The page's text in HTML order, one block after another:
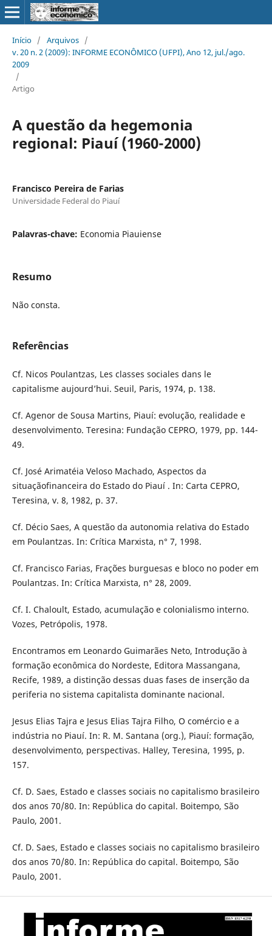
Início / Arquivos /
v. 20 n. 2 (2009): INFORME ECONÔMICO (UFPI), Ano 12, jul./ago.
2009
/
Artigo
A questão da hegemonia
regional: Piauí (1960-2000)
Francisco Pereira de Farias
Universidade Federal do Piauí
Palavras-chave: Economia Piauiense
Resumo
Não consta.
Referências
Cf. Nicos Poulantzas, Les classes sociales dans le
capitalisme aujourd’hui. Seuil, Paris, 1974, p. 138.
Cf. Agenor de Sousa Martins, Piauí: evolução, realidade e
desenvolvimento. Teresina: Fundação CEPRO, 1979, pp. 144-
49.
Cf. José Arimatéia Veloso Machado, Aspectos da
situaçãofinanceira do Estado do Piauí . In: Carta CEPRO,
Teresina, v. 8, 1982, p. 37.
Cf. Décio Saes, A questão da autonomia relativa do Estado
em Poulantzas. In: Crítica Marxista, n° 7, 1998.
Cf. Francisco Farias, Frações burguesas e bloco no poder em
Poulantzas. In: Crítica Marxista, n° 28, 2009.
Cf. I. Chaloult, Estado, acumulação e colonialismo interno.
Vozes, Petrópolis, 1978.
Encontramos em Leonardo Guimarães Neto, Introdução à
formação econômica do Nordeste, Editora Massangana,
Recife, 1989, a distinção dessas duas fases de inserção da
periferia no sistema capitalista dominante nacional.
Jesus Elias Tajra e Jesus Elias Tajra Filho, O comércio e a
indústria no Piauí. In: R. M. Santana (org.), Piauí: formação,
desenvolvimento, perspectivas. Halley, Teresina, 1995, p.
157.
Cf. D. Saes, Estado e classes sociais no capitalismo brasileiro
dos anos 70/80. In: República do capital. Boitempo, São
Paulo, 2001.
Cf. D. Saes, Estado e classes sociais no capitalismo brasileiro
dos anos 70/80. In: República do capital. Boitempo, São
Paulo, 2001.